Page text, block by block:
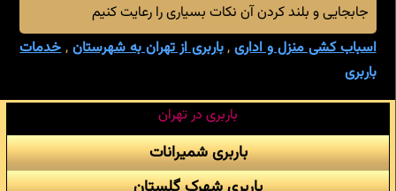
جابجایی و بلند کردن آن نکات بسیاری را رعایت کنیم
اسباب کشی منزل و اداری,باربری از تهران به شهرستان,خدمات
باربری
باربری در تهران
باربری شمیرانات